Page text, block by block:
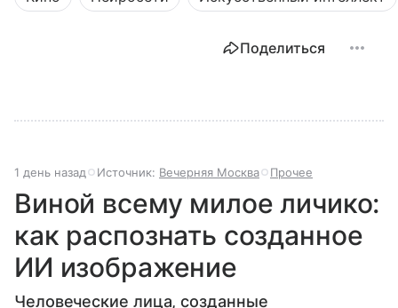
Поделиться
1 день назад Источник: Вечерняя Москва Прочее
Виной всему милое личико:
как распознать созданное
ИИ изображение
Человеческие лица, созданные